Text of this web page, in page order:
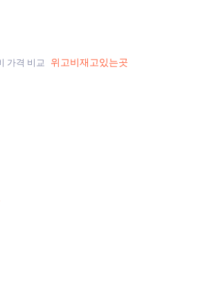
가격 비교 위고비재고있는곳